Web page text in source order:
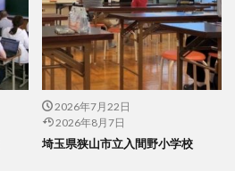
2026年7月22日
2026年8月7日
埼玉県狭山市立入間野小学校